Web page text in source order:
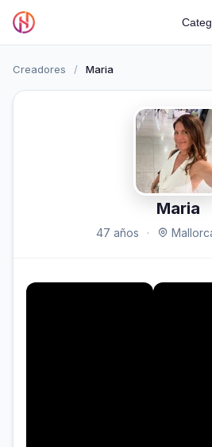
Creadores / Maria
Maria
47 años ·